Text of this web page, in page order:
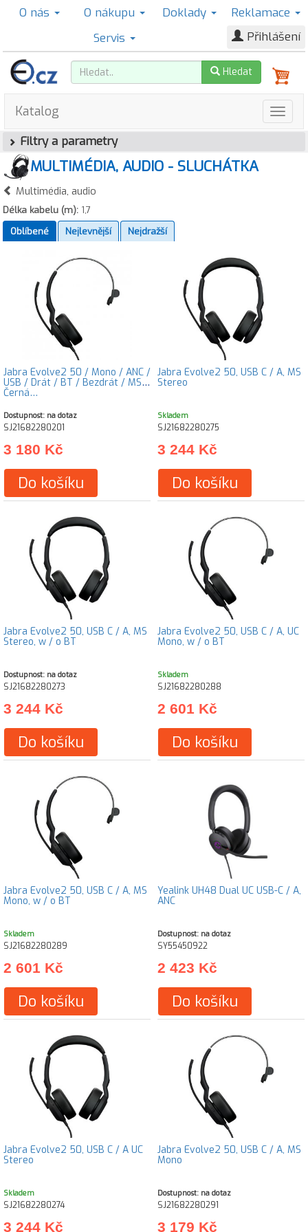
O nás O nákupu Doklady
Reklamace
Servis
Přihlášení
Hledat
Katalog
Filtry a parametry
MULTIMÉDIA, AUDIO - SLUCHÁTKA
Multimédia, audio
Délka kabelu (m): 1,7
Oblíbené
Nejlevnější Nejdražší
Jabra Evolve2 50 / Mono / ANC /
USB / Drát / BT / Bezdrát / MS /
Černá…
Dostupnost: na dotaz
SJ21682280201
3 180 Kč
Do košíku
Jabra Evolve2 50, USB C / A, MS
Stereo
Skladem
SJ21682280275
3 244 Kč
Do košíku
Jabra Evolve2 50, USB C / A, MS
Stereo, w / o BT
Dostupnost: na dotaz
SJ21682280273
3 244 Kč
Do košíku
Jabra Evolve2 50, USB C / A, UC
Mono, w / o BT
Skladem
SJ21682280288
2 601 Kč
Do košíku
Jabra Evolve2 50, USB C / A, MS
Mono, w / o BT
Skladem
SJ21682280289
2 601 Kč
Do košíku
Yealink UH48 Dual UC USB-C / A,
ANC
Dostupnost: na dotaz
SY55450922
2 423 Kč
Do košíku
Jabra Evolve2 50, USB C / A UC
Stereo
Skladem
SJ21682280274
3 244 Kč
Jabra Evolve2 50, USB C / A, MS
Mono
Dostupnost: na dotaz
SJ21682280291
3 179 Kč